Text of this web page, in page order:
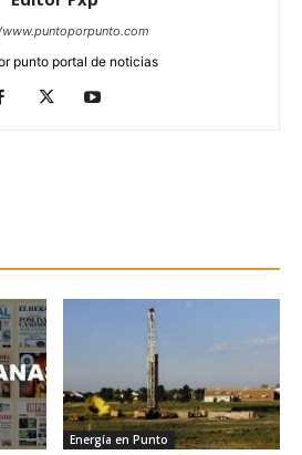
punto portal de noticias
Energía en Punto